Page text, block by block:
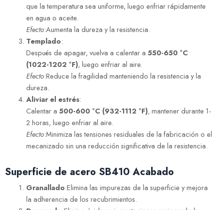
que la temperatura sea uniforme, luego enfriar rápidamente
en agua o aceite.
Efecto:Aumenta la dureza y la resistencia.
Templado:
Después de apagar, vuelva a calentar a 550-650 °C
(1022-1202 °F), luego enfriar al aire.
Efecto:Reduce la fragilidad manteniendo la resistencia y la
dureza.
Aliviar el estrés:
Calentar a 500-600 °C (932-1112 °F), mantener durante 1-
2 horas, luego enfriar al aire.
Efecto:Minimiza las tensiones residuales de la fabricación o el
mecanizado sin una reducción significativa de la resistencia.
Superficie de acero SB410 Acabado
Granallado:Elimina las impurezas de la superficie y mejora
la adherencia de los recubrimientos.